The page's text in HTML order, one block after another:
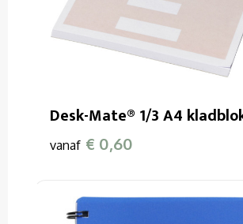
Desk-Mate® 1/3 A4
vanaf € 0,60